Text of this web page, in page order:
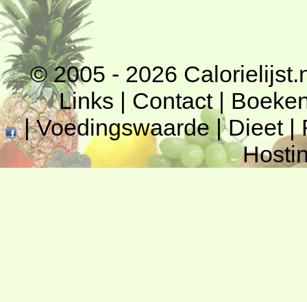
© 2005 - 2026
Links | Contact|
|Voedingswaarde|Dieet|